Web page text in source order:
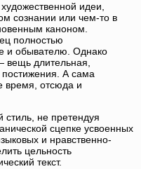
идеи,
сознании или чем-то в
каноном.
полностью
и обывателю. Однако
вещь длительная,
А сама
время, отсюда и
стиль, не претендуя
сцепке усвоенных
и нравственно-
цельность
текст.